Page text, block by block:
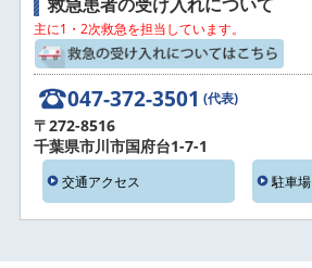
主に1・2次救急を担当しています。
047-372-3501 (代表)
〒272-8516
千葉県市川市国府台1-7-1
交通アクセス 駐車場